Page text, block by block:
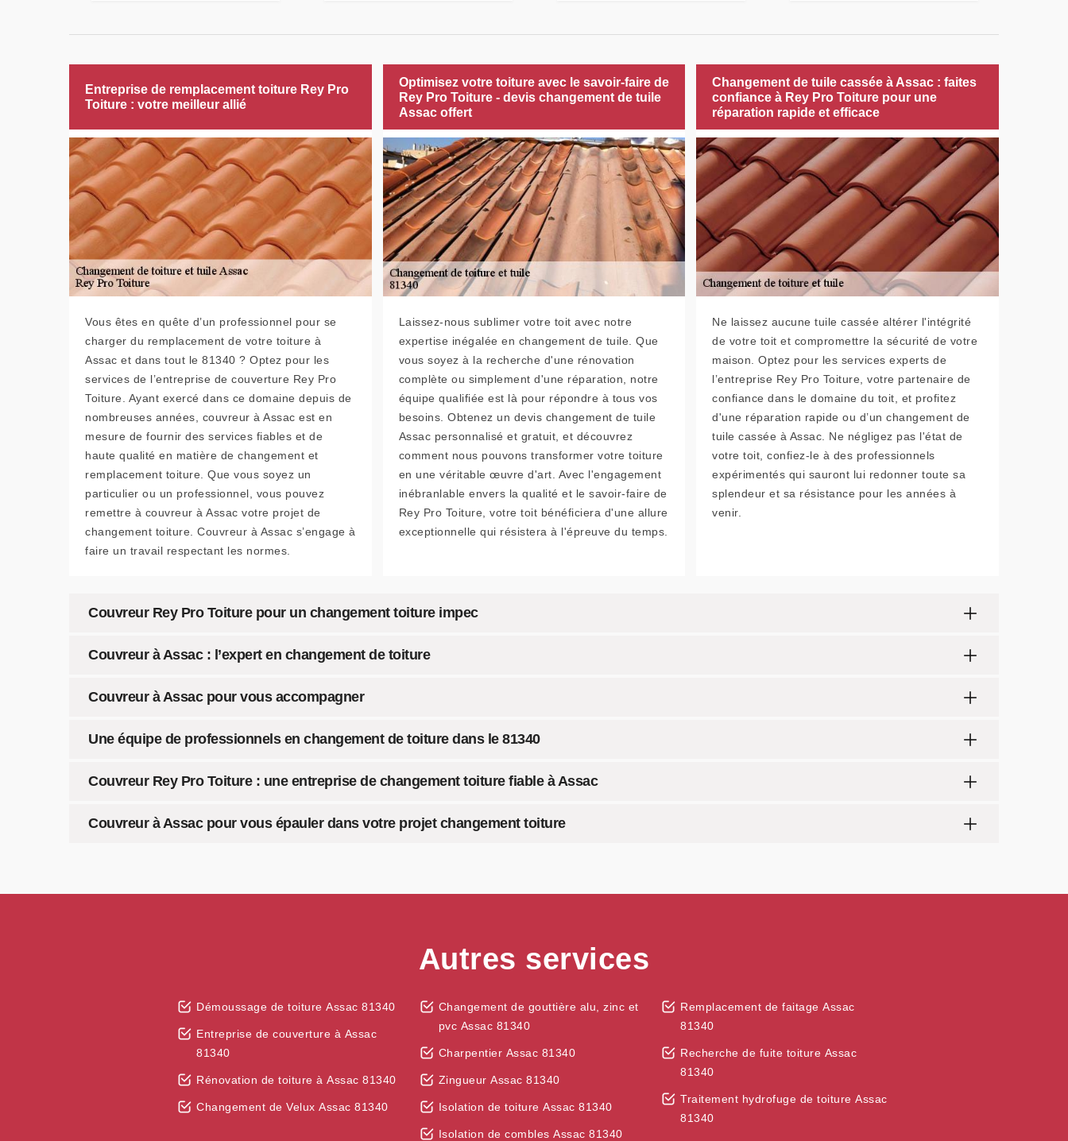
Entreprise de remplacement toiture Rey Pro
Toiture : votre meilleur allié
Vous êtes en quête d’un professionnel pour se
charger du remplacement de votre toiture à
Assac et dans tout le 81340 ? Optez pour les
services de l’entreprise de couverture Rey Pro
Toiture. Ayant exercé dans ce domaine depuis de
nombreuses années, couvreur à Assac est en
mesure de fournir des services fiables et de
haute qualité en matière de changement et
remplacement toiture. Que vous soyez un
particulier ou un professionnel, vous pouvez
remettre à couvreur à Assac votre projet de
changement toiture. Couvreur à Assac s’engage à
faire un travail respectant les normes.
Optimisez votre toiture avec le savoir-faire de
Rey Pro Toiture - devis changement de tuile
Assac offert
Laissez-nous sublimer votre toit avec notre
expertise inégalée en changement de tuile. Que
vous soyez à la recherche d'une rénovation
complète ou simplement d'une réparation, notre
équipe qualifiée est là pour répondre à tous vos
besoins. Obtenez un devis changement de tuile
Assac personnalisé et gratuit, et découvrez
comment nous pouvons transformer votre toiture
en une véritable œuvre d'art. Avec l'engagement
inébranlable envers la qualité et le savoir-faire de
Rey Pro Toiture, votre toit bénéficiera d'une allure
exceptionnelle qui résistera à l'épreuve du temps.
Changement de tuile cassée à Assac : faites
confiance à Rey Pro Toiture pour une
réparation rapide et efficace
Ne laissez aucune tuile cassée altérer l'intégrité
de votre toit et compromettre la sécurité de votre
maison. Optez pour les services experts de
l’entreprise Rey Pro Toiture, votre partenaire de
confiance dans le domaine du toit, et profitez
d'une réparation rapide ou d’un changement de
tuile cassée à Assac. Ne négligez pas l'état de
votre toit, confiez-le à des professionnels
expérimentés qui sauront lui redonner toute sa
splendeur et sa résistance pour les années à
venir.
Couvreur Rey Pro Toiture pour un changement toiture impec
Couvreur à Assac : l’expert en changement de toiture
Couvreur à Assac pour vous accompagner
Une équipe de professionnels en changement de toiture dans le 81340
Couvreur Rey Pro Toiture : une entreprise de changement toiture fiable à Assac
Couvreur à Assac pour vous épauler dans votre projet changement toiture
Autres services
Démoussage de toiture Assac 81340
Entreprise de couverture à Assac
81340
Rénovation de toiture à Assac 81340
Changement de Velux Assac 81340
Changement de gouttière alu, zinc et
pvc Assac 81340
Charpentier Assac 81340
Zingueur Assac 81340
Isolation de toiture Assac 81340
Isolation de combles Assac 81340
Remplacement de faitage Assac
81340
Recherche de fuite toiture Assac
81340
Traitement hydrofuge de toiture Assac
81340